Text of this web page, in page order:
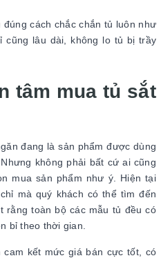
cách chắc chắn tủ luôn như
cũng lâu dài, không lo tủ bị trầy
tâm mua tủ sắt
đang là sản phẩm được dùng
không phải bất cứ ai cũng
mua sản phẩm như ý. Hiện tại
mà quý khách có thể tìm đến
rằng toàn bộ các mẫu tủ đều có
bỉ theo thời gian.
cam kết mức giá bán cực tốt, có